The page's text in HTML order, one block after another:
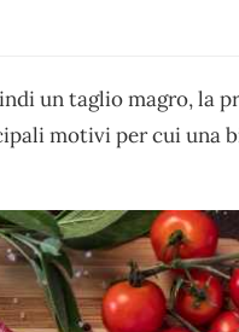
un taglio magro, la
motivi per cui una